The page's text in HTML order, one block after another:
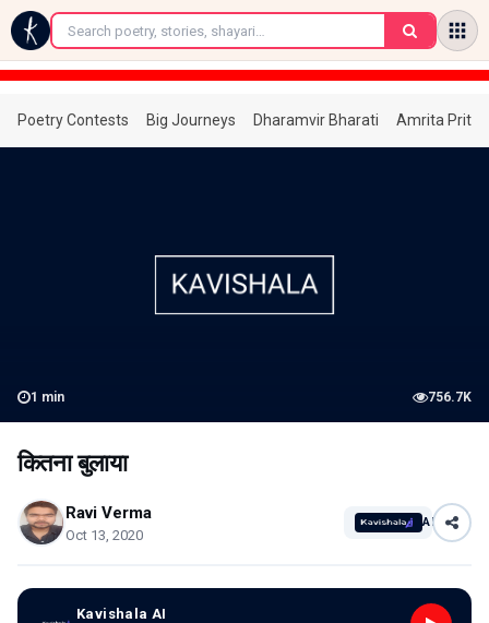
←
Poetry Contests Big Journeys Dharamvir Bharati Amrita
1 min 756.7K
कितना बुलाया
Ravi Verma
Oct 13, 2020
AI
Kavishala AI